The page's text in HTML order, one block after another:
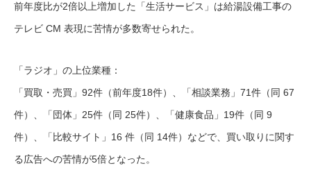
前年度比が2倍以上増加した「生活サービス」は給湯設備工事の
テレビ CM 表現に苦情が多数寄せられた。
「ラジオ」の上位業種：
「買取・売買」92件（前年度18件）、「相談業務」71件（同 67
件）、「団体」25件（同 25件）、「健康食品」19件（同 9
件）、「比較サイト」16 件（同 14件）などで、買い取りに関す
る広告への苦情が5倍となった。